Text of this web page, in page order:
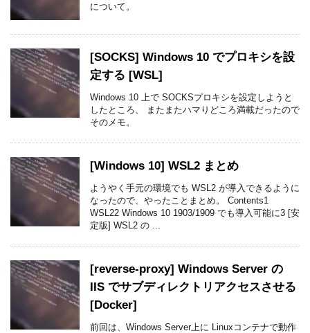
について。
[SOCKS] Windows 10 でプロキシを設
定する [WSL]
Windows 10 上で SOCKSプロキシを設定しようと
したところ、 またまたハマりどころ満載だったので
そのメモ。
[Windows 10] WSL2 まとめ
ようやく手元の環境でも WSL2 が導入できるように
なったので、やったことまとめ。 Contents1
WSL22 Windows 10 1903/1909 でも導入可能に3 [安
定版] WSL2 の ...
[reverse-proxy] Windows Server の
IIS でサブディレクトリアクセスさせる
[Docker]
前回は、Windows Server上に Linuxコンテナで動作